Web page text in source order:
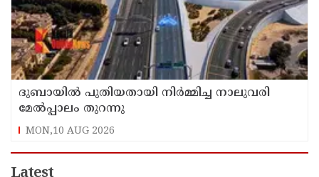
ദുബായില്‍ പുതിയതായി നിര്‍മ്മിച്ച നാലുവരി
മേല്‍പ്പാലം തുറന്നു
MON,10 AUG 2026